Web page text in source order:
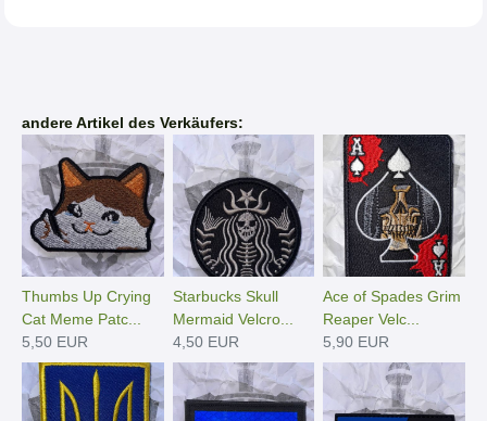
andere Artikel des Verkäufers:
Thumbs Up Crying
Cat Meme Patc...
5,50 EUR
Starbucks Skull
Mermaid Velcro...
4,50 EUR
Ace of Spades Grim
Reaper Velc...
5,90 EUR